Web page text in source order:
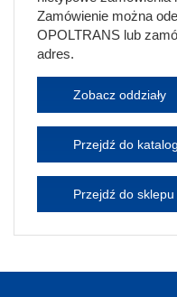
Zamówienie można
OPOLTRANS lub
adres.
Zobacz oddziały
Przejdź do
Przejdź do sklepu